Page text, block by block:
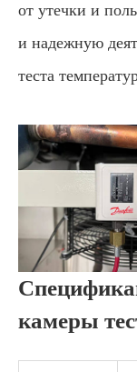
от утечки и
и надежную
теста
камеры